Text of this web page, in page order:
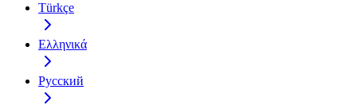
Türkçe
Ελληνικά
Русский